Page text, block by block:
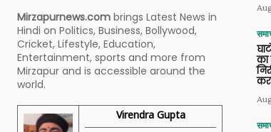
Mirzapurnews.com brings Latest News in
Hindi on Politics, Business, Bollywood,
Cricket, Lifestyle, Education,
Entertainment, sports and more from
Mirzapur and is accessible around the
world.
Virendra Gupta
का